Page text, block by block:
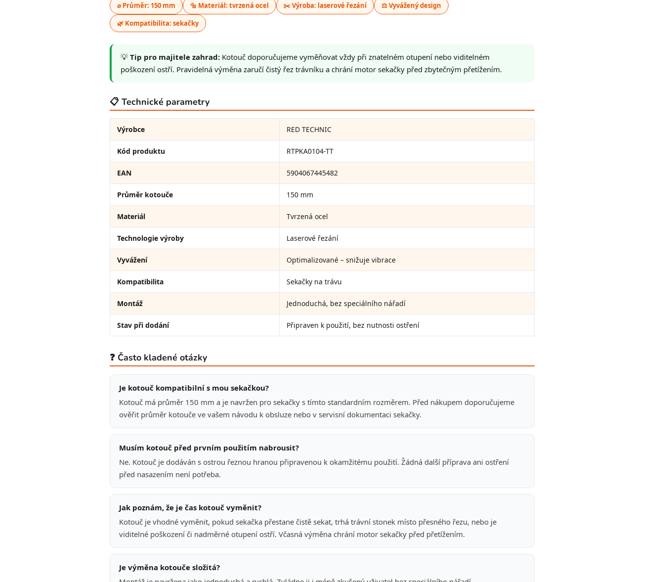
⌀ Průměr: 150 mm 🔩 Materiál: tvrzená ocel ✂️ Výroba: laserové řezání
⚖️ Vyvážený design
🌿 Kompatibilita: sekačky
💡 Tip pro majitele zahrad: Kotouč doporučujeme vyměňovat vždy při znatelném otupení nebo viditelném
poškození ostří. Pravidelná výměna zaručí čistý řez trávníku a chrání motor sekačky před zbytečným přetížením.
📋 Technické parametry
Výrobce RED TECHNIC
Kód produktu RTPKA0104-TT
EAN 5904067445482
Průměr kotouče 150 mm
Materiál Tvrzená ocel
Technologie výroby Laserové řezání
Vyvážení Optimalizované – snižuje vibrace
Kompatibilita Sekačky na trávu
Montáž Jednoduchá, bez speciálního nářadí
Stav při dodání Připraven k použití, bez nutnosti ostření
❓ Často kladené otázky
Je kotouč kompatibilní s mou sekačkou?
Kotouč má průměr 150 mm a je navržen pro sekačky s tímto standardním rozměrem. Před nákupem doporučujeme
ověřit průměr kotouče ve vašem návodu k obsluze nebo v servisní dokumentaci sekačky.
Musím kotouč před prvním použitím nabrousit?
Ne. Kotouč je dodáván s ostrou řeznou hranou připravenou k okamžitému použití. Žádná další příprava ani ostření
před nasazením není potřeba.
Jak poznám, že je čas kotouč vyměnit?
Kotouč je vhodné vyměnit, pokud sekačka přestane čistě sekat, trhá trávní stonek místo přesného řezu, nebo je
viditelné poškození či nadměrné otupení ostří. Včasná výměna chrání motor sekačky před přetížením.
Je výměna kotouče složitá?